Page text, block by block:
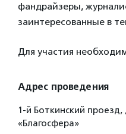
фандрайзеры,
заинтересованные в
Для участия
Адрес проведения
1-й Боткинский проезд,
«Благосфера»